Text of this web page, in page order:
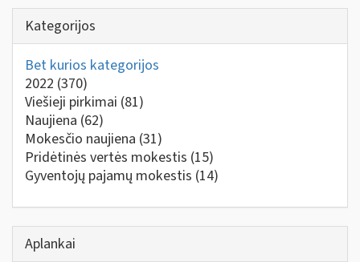
Kategorijos
Bet kurios kategorijos
2022 (370)
Viešieji pirkimai (81)
Naujiena (62)
Mokesčio naujiena (31)
Pridėtinės vertės mokestis (15)
Gyventojų pajamų mokestis (14)
Aplankai